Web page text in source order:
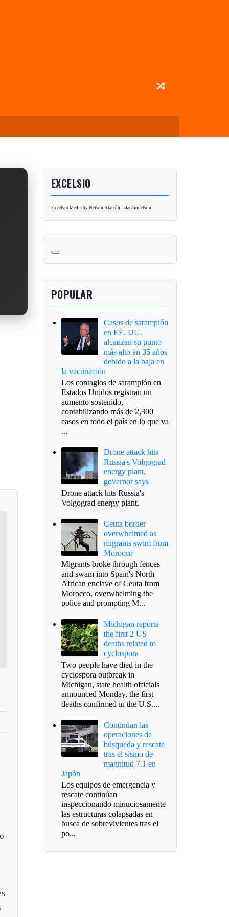
EXCELSIO
Excelsio Media by Nelson Alarcón - alarcónnelson
POPULAR
Casos de sarampión
en EE. UU.
alcanzan su punto
más alto en 35 años
debido a la baja en
la vacunación
Los contagios de sarampión en
Estados Unidos registran un
aumento sostenido,
contabilizando más de 2,300
casos en todo el país en lo que va
...
Drone attack hits
Russia's Volgograd
energy plant,
governor says
Drone attack hits Russia's
Volgograd energy plant.
Ceuta border
overwhelmed as
migrants swim from
Morocco
Migrants broke through fences
and swam into Spain's North
African enclave of Ceuta from
Morocco, overwhelming the
police and prompting M...
Michigan reports
the first 2 US
deaths related to
cyclospora
Two people have died in the
cyclospora outbreak in
Michigan, state health officials
announced Monday, the first
deaths confirmed in the U.S....
Continúan las
operaciones de
búsqueda y rescate
tras el sismo de
magnitud 7.1 en
Japón
Los equipos de emergencia y
rescate continúan
inspeccionando minuciosamente
las estructuras colapsadas en
busca de sobrevivientes tras el
po...